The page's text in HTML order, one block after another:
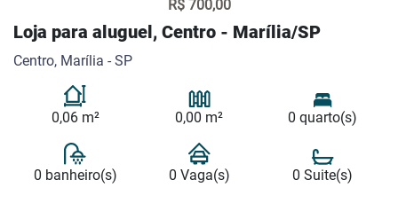
R$ 700,00
Loja para aluguel, Centro - Marília/SP
Centro, Marília - SP
0,06 m² 0,00 m² 0 quarto(s)
0 banheiro(s) 0 Vaga(s) 0 Suite(s)